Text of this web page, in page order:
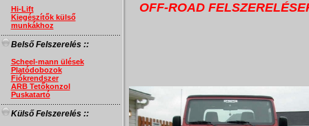
Hi-Lift
Kiegészítők külső
munkákhoz
Belső Felszerelés ::
Scheel-mann ülések
Platódobozok
Fiókrendszer
ARB Tetőkonzol
Puskatartó
Külső Felszerelés ::
OFF-ROAD